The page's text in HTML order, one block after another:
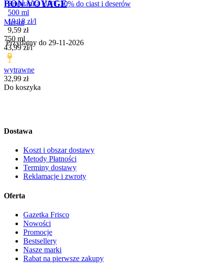
Śmietanka UHT 30% do ciast i deserów
500 ml
19,18 zł/l
Cena
9,59 zł
Przydatny do 29-11-2026
BON VOYAGE
Merlot
750 ml
43,99 zł/l
wytrawne
Cena
32,99 zł
Do koszyka
Dostawa
Koszt i obszar dostawy
Metody Płatności
Terminy dostawy
Reklamacje i zwroty
Oferta
Gazetka Frisco
Nowości
Promocje
Bestsellery
Nasze marki
Rabat na pierwsze zakupy